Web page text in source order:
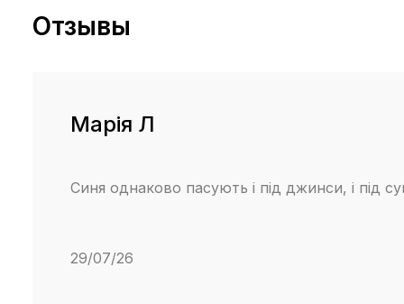
Отзывы
Марія Л
Синя однаково пасують і під джинси, і під
29/07/26